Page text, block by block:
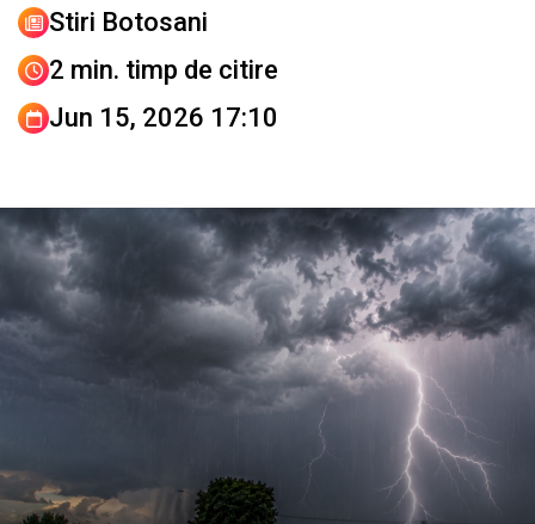
Stiri Botosani
2 min. timp de citire
Jun 15, 2026 17:10